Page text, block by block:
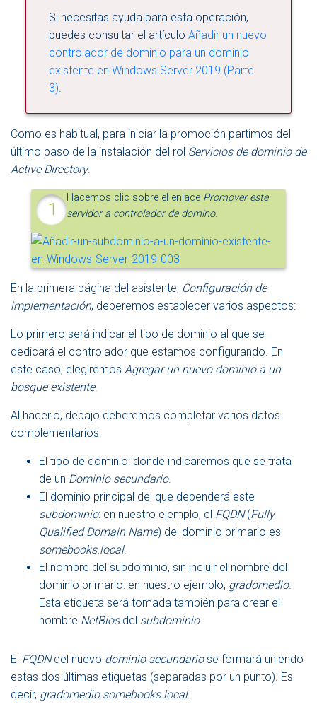
Si necesitas ayuda para esta operación,
puedes consultar el artículo Añadir un nuevo
controlador de dominio para un dominio
existente en Windows Server 2019 (Parte
3)
Como es habitual, para iniciar la promoción partimos del
último paso de la instalación del rol Servicios de dominio de
Active Directory.
Hacemos clic sobre el enlace Promover este
servidor a controlador de domino.
En la primera página del asistente, Configuración de
implementación, deberemos establecer varios aspectos:
Lo primero será indicar el tipo de dominio al que se
dedicará el controlador que estamos configurando. En
este caso, elegiremos Agregar un nuevo dominio a un
bosque existente.
Al hacerlo, debajo deberemos completar varios datos
complementarios:
El tipo de dominio: donde indicaremos que se trata
de un Dominio secundario.
El dominio principal del que dependerá este
subdominio: en nuestro ejemplo, el FQDN(Fully
Qualified Domain Name) del dominio primario es
somebooks.local.
El nombre del subdominio, sin incluir el nombre del
dominio primario: en nuestro ejemplo, gradomedio.
Esta etiqueta será tomada también para crear el
nombre NetBiosdel subdominio.
El FQDNdel nuevo dominio secundariose formará uniendo
estas dos últimas etiquetas (separadas por un punto). Es
decir, gradomedio.somebooks.local.